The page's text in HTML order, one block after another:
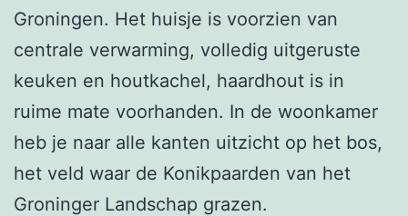
Groningen. Het huisje is voorzien van
centrale verwarming, volledig uitgeruste
keuken en houtkachel, haardhout is in
ruime mate voorhanden. In de woonkamer
heb je naar alle kanten uitzicht op het bos,
het veld waar de Konikpaarden van het
Groninger Landschap grazen.